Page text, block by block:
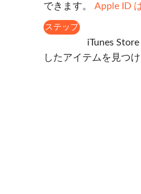
できます。 Apple ID
ステップ
iTunes
したアイテムを見つ